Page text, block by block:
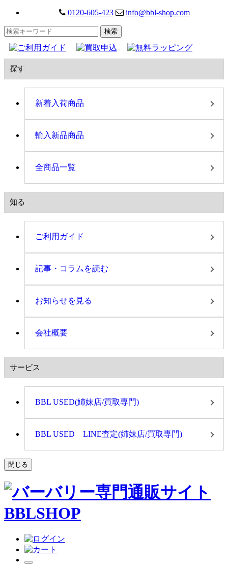
0120-605-423 info@bbl-shop.com
探す
新着入荷商品
輸入新品商品
全商品一覧
知る
ご利用ガイド
記事・コラムを読む
お知らせを見る
会社概要
サービス
BBL USED(姉妹店/買取専門)
BBL USED LINE査定(姉妹店/買取専門)
閉じる